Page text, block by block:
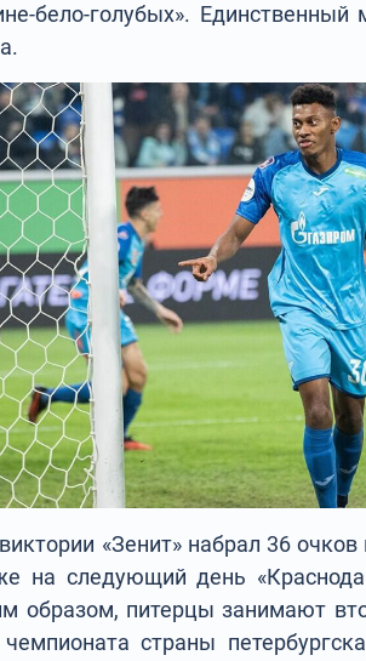
бело-голубых».
«Зенит» набрал 36
на следующий день
образом, питерцы занимают
страны